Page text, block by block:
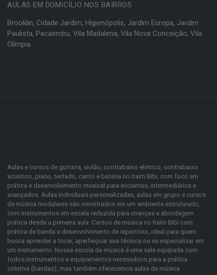
AULAS EM DOMICÍLIO NOS BAIRROS
Brooklin, Cidade Jardim, Higienópolis, Jardim Europa, Jardim
Paulista, Pacaembu, Vila Madalena, Vila Nova Conceição, Vila
Olímpia.
Aulas e cursos de guitarra, violão, contrabaixo elétrico, contrabaixo
acústico, piano, teclado, canto e bateria no Itaim Bibi, com foco em
prática e desenvolvimento musical para iniciantes, intermediários e
avançados. Aulas individuais personalizadas, aulas em grupo e cursos
de música modulares são ministrados em um ambiente estruturado,
com instrumentos em escala reduzida para crianças e abordagem
prática desde a primeira aula. Cursos de música no Itaim Bibi com
prática de banda e desenvolvimento de repertório, ideal para quem
busca aprender a tocar, aperfeiçoar sua técnica ou se especializar em
um instrumento. Nossa escola de música é uma sala equipada com
todos instrumentos e equipamentos necessários para a prática
coletiva (bandas), mas também oferecemos aulas de música